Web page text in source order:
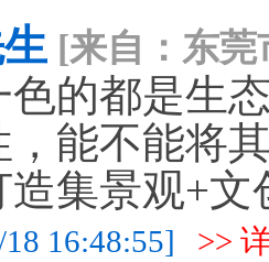
[来自：东莞
色的都是生
，能不能将
造集景观+
16:48:55] >>